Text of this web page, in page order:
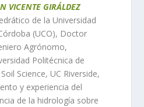
VICENTE GIRÁLDEZ
de la Universidad
(UCO), Doctor
Agrónomo,
Politécnica de
Science, UC Riverside,
y experiencia del
de la hidrología sobre